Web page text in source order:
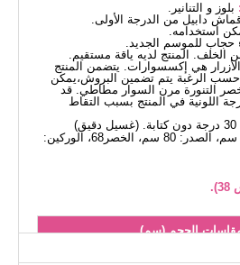
بلوز و التنانير.
دابيل من الدرجة الأولى.
استخدامه.
حجاب للموسم الجديد.
الخلف. المنتج لديه ياقة مستقيم.
الأزرار هي إكسسوارات. يتضمن المنتج
حسب الرغبة يتم تضمين البروش،يمكن
التنورة مرن السوار مطاطي. قد
اللونية في المنتج بسبب التقاط
الطول: 165 سم، الصدر: 80 سم، الخصر68، الوركين:
مقاسات الحجم (سم)